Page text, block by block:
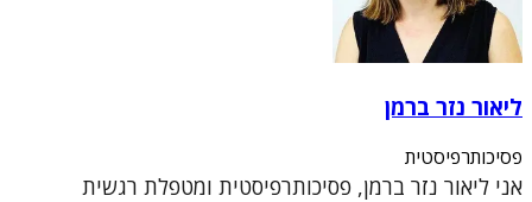
ליאור נזר ברמן
פסיכותרפיסטית
אני ליאור נזר ברמן, פסיכותרפיסטית ומטפלת רגשית